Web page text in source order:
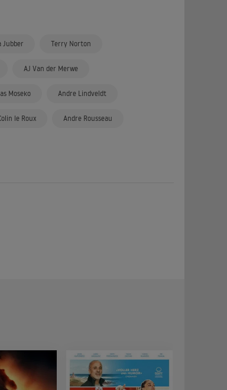
Jubber Terry Norton
AJ Van der Merwe
Moseko Andre Lindveldt
le Roux Andre Rousseau